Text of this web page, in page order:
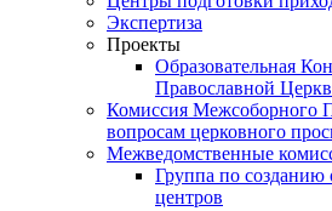
Экспертиза
Проекты
Образовательная
Православной
Комиссия Межсоборного
вопросам церковного
Межведомственные
Группа по созданию
центров